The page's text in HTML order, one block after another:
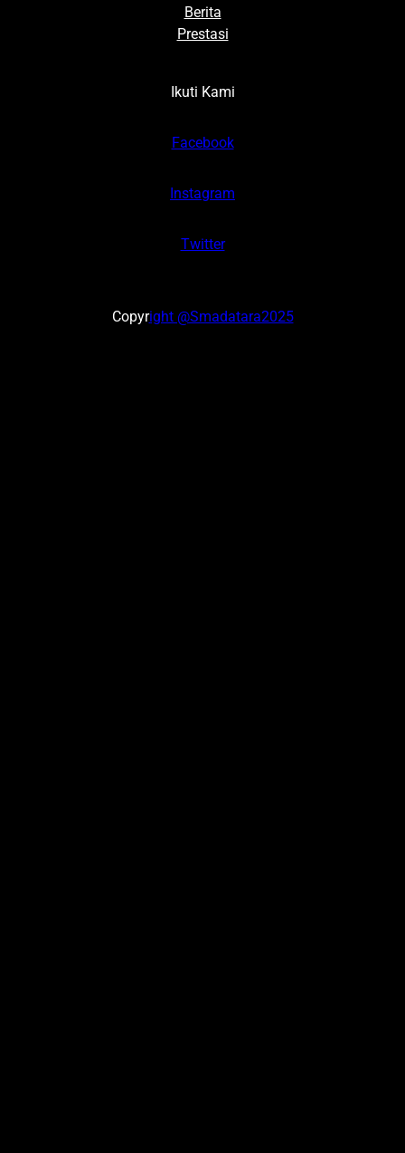
Berita
Prestasi
Ikuti Kami
Facebook
Instagram
Twitter
Copyright @Smadatara2025